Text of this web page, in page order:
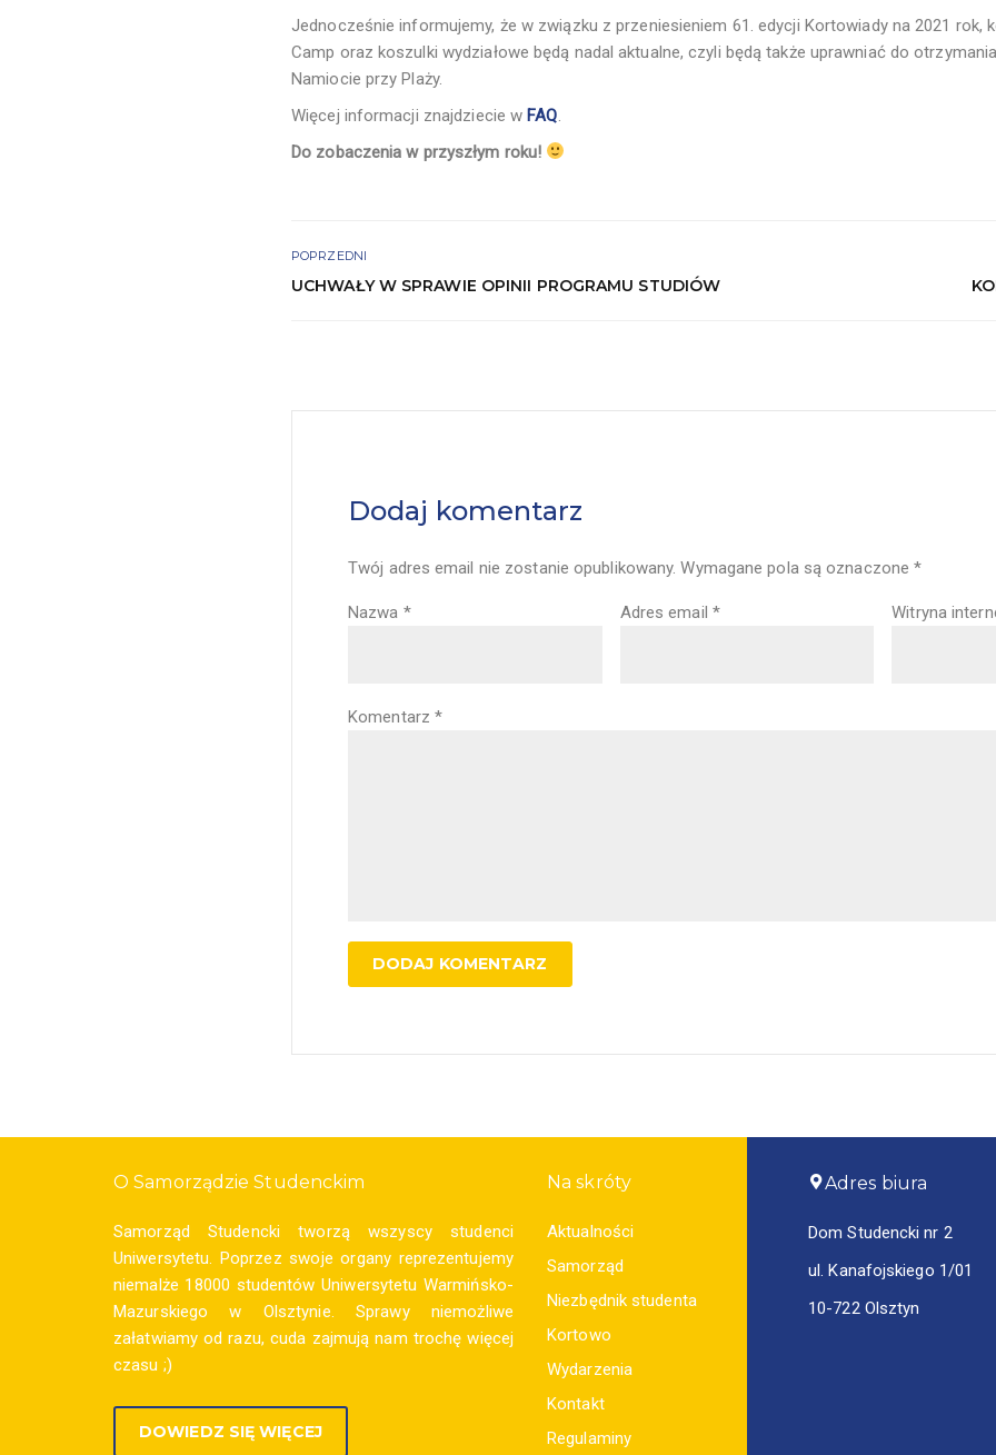
Jednocześnie informujemy, że w związku z przeniesieniem 61. edycji Kortowiady na 2021 rok,
Camp oraz koszulki wydziałowe będą nadal aktualne, czyli będą także uprawniać do
Namiocie przy Plaży.
Więcej informacji znajdziecie w FAQ
Do zobaczenia w przyszłym roku!
POPRZEDNI
UCHWAŁY W SPRAWIE OPINII PROGRAMU STUDIÓW
Dodaj komentarz
Twój adres email nie zostanie opublikowany. Wymagane pola są oznaczone*
Nazwa * Adres email * Witryna
Komentarz *
O Samorządzie Studenckim
Samorząd Studencki tworzą wszyscy studenci
Uniwersytetu. Poprzez swoje organy reprezentujemy
niemalże 18000 studentów Uniwersytetu Warmińsko-
Mazurskiego w Olsztynie. Sprawy niemożliwe
załatwiamy od razu, cuda zajmują nam trochę więcej
czasu ;)
DOWIEDZ SIĘ WIĘCEJ
Na skróty
Aktualności
Samorząd
Niezbędnik studenta
Kortowo
Wydarzenia
Kontakt
Regulaminy
Adres biura
Dom Studencki nr 2
ul. Kanafojskiego 1/01
10-722 Olsztyn